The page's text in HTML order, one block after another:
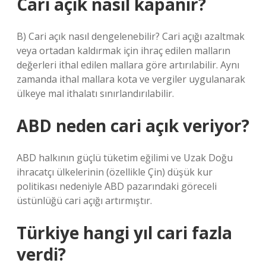
B) Cari açık nasıl dengelenebilir? Cari açığı azaltmak
veya ortadan kaldırmak için ihraç edilen malların
değerleri ithal edilen mallara göre artırılabilir. Aynı
zamanda ithal mallara kota ve vergiler uygulanarak
ülkeye mal ithalatı sınırlandırılabilir.
ABD neden cari açık veriyor?
ABD halkının güçlü tüketim eğilimi ve Uzak Doğu
ihracatçı ülkelerinin (özellikle Çin) düşük kur
politikası nedeniyle ABD pazarındaki göreceli
üstünlüğü cari açığı artırmıştır.
Türkiye hangi yıl cari fazla
verdi?